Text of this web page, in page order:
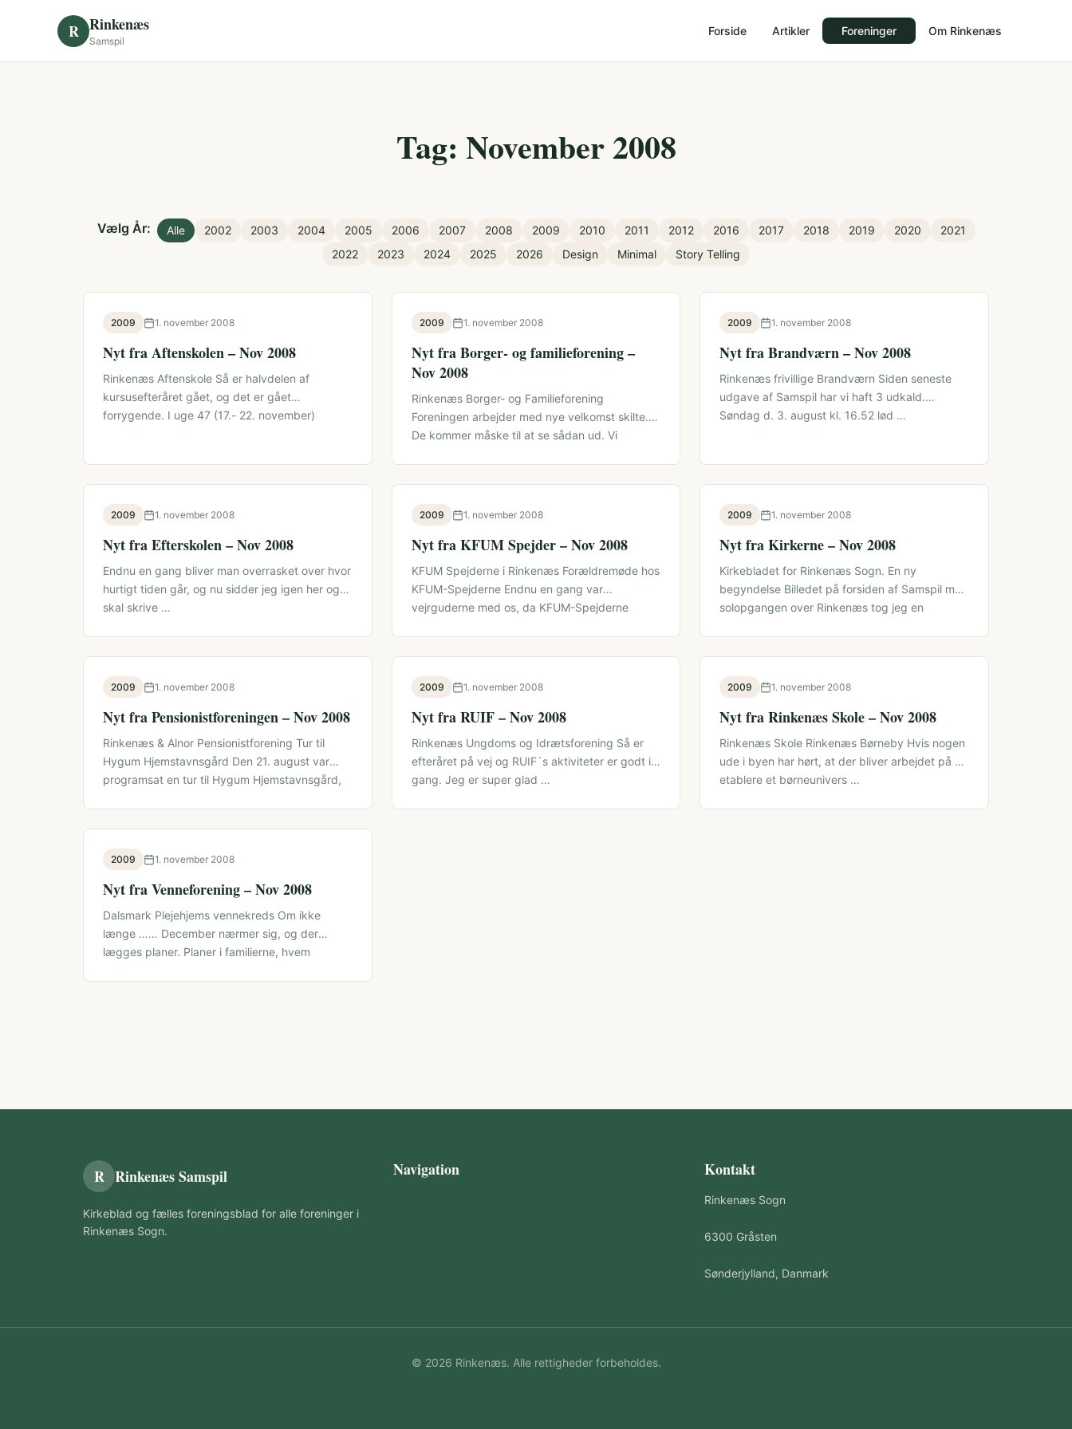
R Rinkenæs
Samspil
Forside Artikler Foreninger Om Rinkenæs
Tag: November 2008
Vælg År: Alle 2002 2003 2004 2005 2006 2007 2008 2009 2010 2011 2012 2016 2017 2018 2019 2020
2021
2022
2023 2024 2025 2026 Design Minimal Story Telling
2009 1. november 2008
Nyt fra Aftenskolen – Nov 2008
Rinkenæs Aftenskole Så er halvdelen af
kursusefteråret gået, og det er gået
forrygende. I uge 47 (17.- 22. november)
2009 1. november 2008
Nyt fra Borger- og familieforening –
Nov 2008
Rinkenæs Borger- og Familieforening
Foreningen arbejder med nye velkomst skilte.
De kommer måske til at se sådan ud. Vi
2009 1. november 2008
Nyt fra Brandværn – Nov 2008
Rinkenæs frivillige Brandværn Siden seneste
udgave af Samspil har vi haft 3 udkald.
Søndag d. 3. august kl. 16.52 lød …
2009 1. november 2008
Nyt fra Efterskolen – Nov 2008
Endnu en gang bliver man overrasket over hvor
hurtigt tiden går, og nu sidder jeg igen her og
skal skrive …
2009 1. november 2008
Nyt fra KFUM Spejder – Nov 2008
KFUM Spejderne i Rinkenæs Forældremøde hos
KFUM-Spejderne Endnu en gang var
vejrguderne med os, da KFUM-Spejderne
2009 1. november 2008
Nyt fra Kirkerne – Nov 2008
Kirkebladet for Rinkenæs Sogn. En ny
begyndelse Billedet på forsiden af Samspil med
solopgangen over Rinkenæs tog jeg en
2009 1. november 2008
Nyt fra Pensionistforeningen – Nov 2008
Rinkenæs & Alnor Pensionistforening Tur til
Hygum Hjemstavnsgård Den 21. august var
programsat en tur til Hygum Hjemstavnsgård,
2009 1. november 2008
Nyt fra RUIF – Nov 2008
Rinkenæs Ungdoms og Idrætsforening Så er
efteråret på vej og RUIF´s aktiviteter er godt i
gang. Jeg er super glad …
2009 1. november 2008
Nyt fra Rinkenæs Skole – Nov 2008
Rinkenæs Skole Rinkenæs Børneby Hvis nogen
ude i byen har hørt, at der bliver arbejdet på at
etablere et børneunivers …
2009 1. november 2008
Nyt fra Venneforening – Nov 2008
Dalsmark Plejehjems vennekreds Om ikke
længe …… December nærmer sig, og der
lægges planer. Planer i familierne, hvem
R Rinkenæs Samspil
Kirkeblad og fælles foreningsblad for alle foreninger i
Rinkenæs Sogn.
Navigation Kontakt
Rinkenæs Sogn
6300 Gråsten
Sønderjylland, Danmark
© 2026 Rinkenæs. Alle rettigheder forbeholdes.